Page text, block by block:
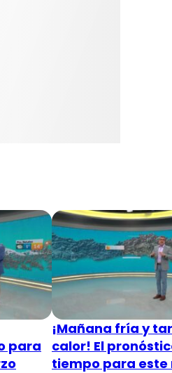
para
¡Mañana fría y
calor! El
tiempo para este